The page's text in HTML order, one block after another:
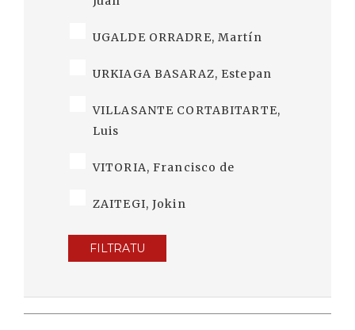
UGALDE ORRADRE, Martín
URKIAGA BASARAZ, Estepan
VILLASANTE CORTABITARTE,
Luis
VITORIA, Francisco de
ZAITEGI, Jokin
FILTRATU